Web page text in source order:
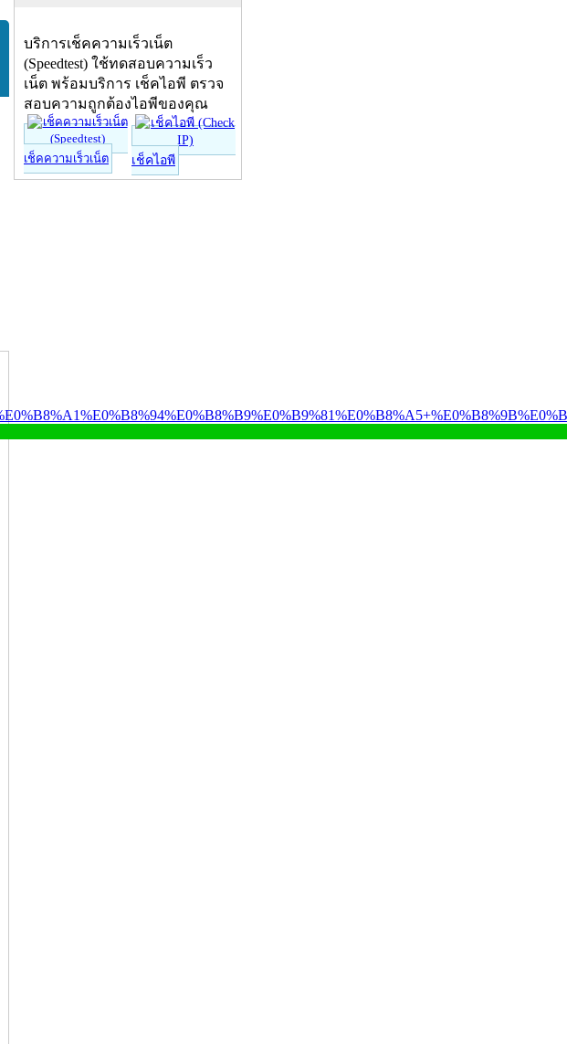
บริการเช็คความเร็วเน็ต
(Speedtest) ใช้ทดสอบความเร็ว
เน็ต พร้อมบริการ เช็คไอพี ตรวจ
สอบความถูกต้องไอพีของคุณ
เช็คความเร็วเน็ต เช็คไอพี